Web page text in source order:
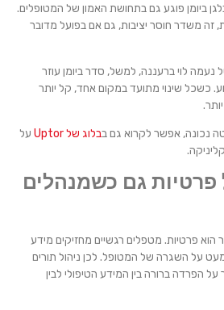
ביומן פוגע גם בתחושת האמון של המטופלים.
זה משדר חוסר יציבות, גם אם בפועל מדובר
נעמה לוי ברעננה, למשל, סדר ביומן עוזר
כשכל שינוי מתועד במקום אחד, קל יותר
נכונה, אפשר לקרוא גם בבלוג של Uptor
על
פרטיות גם כשמנהלים
הוא פרטיות. מטפלים רגשיים מחזיקים מידע
על השגרה של המטופל. לכן ניהול תורים
הפרדה ברורה בין המידע הטיפולי לבין